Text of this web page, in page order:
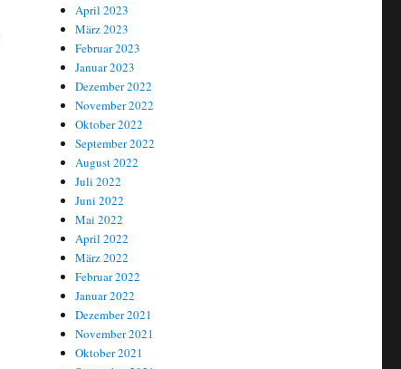
April 2023
März 2023
Februar 2023
Januar 2023
Dezember 2022
November 2022
Oktober 2022
September 2022
August 2022
Juli 2022
Juni 2022
Mai 2022
April 2022
März 2022
Februar 2022
Januar 2022
Dezember 2021
November 2021
Oktober 2021